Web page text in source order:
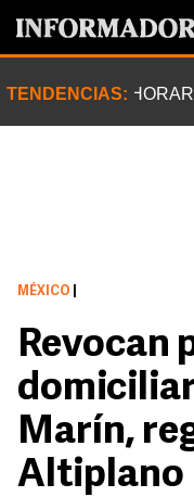
TENDENCIAS:
MÉXICO
Revocan
Marín,
Altiplano